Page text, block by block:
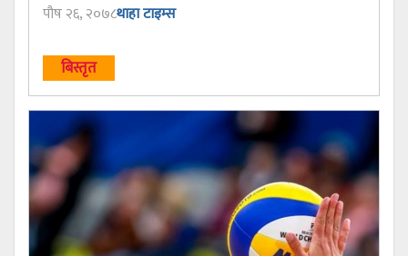
पौष २६, २०७८थाहा टाइम्स
बिस्तृत